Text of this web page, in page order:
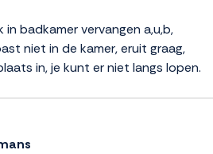
badkamer vervangen a,u,b,
niet in de kamer, eruit graag,
in, je kunt er niet langs lopen.